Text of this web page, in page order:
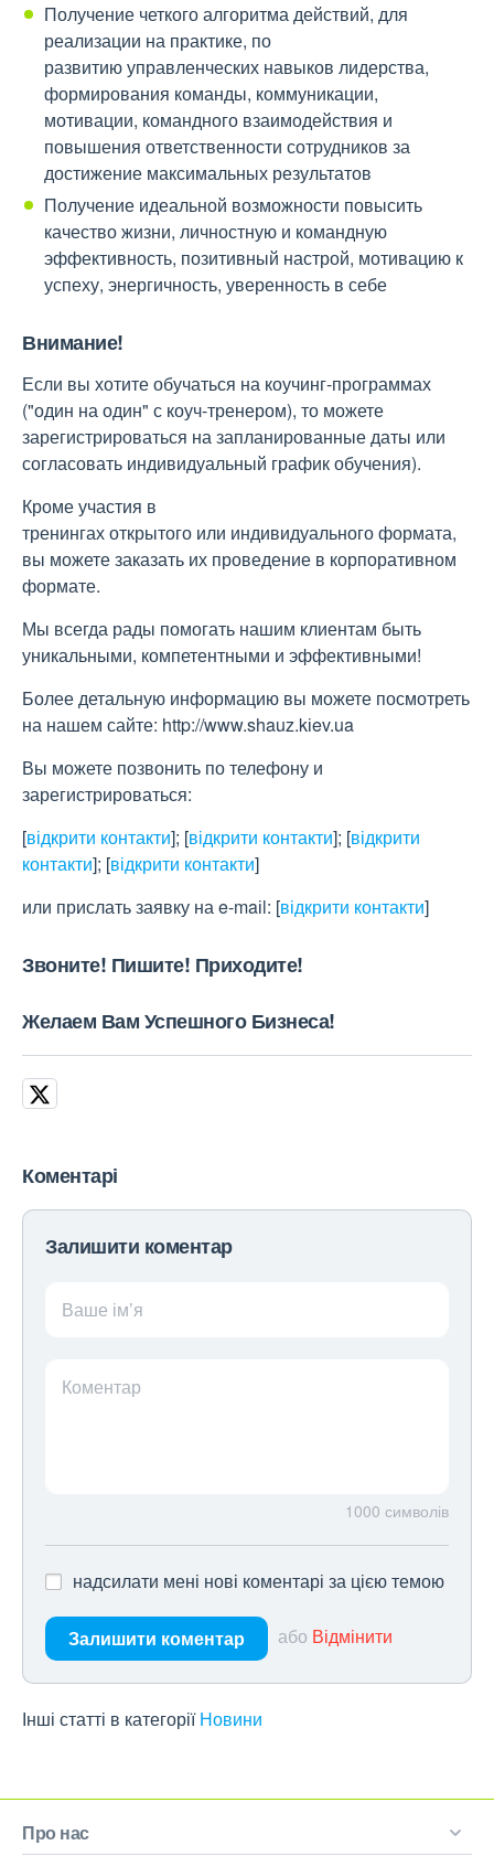
Получение четкого алгоритма действий, для
реализации на практике, по
развитию управленческих навыков лидерства,
формирования команды, коммуникации,
мотивации, командного взаимодействия и
повышения ответственности сотрудников за
достижение максимальных результатов
Получение идеальной возможности повысить
качество жизни, личностную и командную
эффективность, позитивный настрой, мотивацию к
успеху, энергичность, уверенность в себе
Внимание!
Если вы хотите обучаться на коучинг-программах
("один на один" с коуч-тренером), то можете
зарегистрироваться на запланированные даты или
согласовать индивидуальный график обучения).
Кроме участия в
тренингах открытого или индивидуального формата,
вы можете заказать их проведение в корпоративном
формате.
Мы всегда рады помогать нашим клиентам быть
уникальными, компетентными и эффективными!
Более детальную информацию вы можете посмотреть
на нашем сайте: http://www.shauz.kіev.ua
Вы можете позвонить по телефону и
зарегистрироваться:
[відкрити контакти]; [відкрити контакти]; [відкрити
контакти]; [відкрити контакти]
или прислать заявку на e-maіl: [відкрити контакти]
Звоните! Пишите! Приходите!
Желаем Вам Успешного Бизнеса!
Коментарі
Залишити коментар
Ваше ім’я
Коментар
1000 символів
надсилати мені нові коментарі за цією темою
Залишити коментар або Відмінити
Інші статті в категорії Новини
Про нас